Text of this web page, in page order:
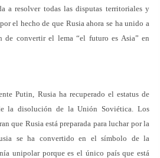
a resolver todas las disputas territoriales y
el hecho de que Rusia ahora se ha unido a
de convertir el lema “el futuro es Asia” en
Putin, Rusia ha recuperado el estatus de
la disolución de la Unión Soviética. Los
que Rusia está preparada para luchar por la
se ha convertido en el símbolo de la
unipolar porque es el único país que está